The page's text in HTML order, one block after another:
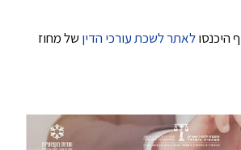
היכנסולאתר לשכת עורכי הדין של מחוז